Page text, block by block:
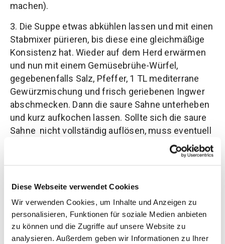
Diese Webseite verwendet Cookies
Wir verwenden Cookies, um Inhalte und Anzeigen zu
personalisieren, Funktionen für soziale Medien anbieten
zu können und die Zugriffe auf unsere Website zu
analysieren. Außerdem geben wir Informationen zu Ihrer
machen).
3. Die Suppe etwas abkühlen lassen und mit einen
Stabmixer pürieren, bis diese eine gleichmäßige
Konsistenz hat. Wieder auf dem Herd erwärmen
und nun mit einem Gemüsebrühe-Würfel,
gegebenenfalls Salz, Pfeffer, 1 TL mediterrane
Gewürzmischung und frisch geriebenen Ingwer
abschmecken. Dann die saure Sahne unterheben
und kurz aufkochen lassen. Sollte sich die saure
Sahne nicht vollständig auflösen, muss eventuell
nochmal kurz mit den Stabmixer püriert werden.
genießen.
: Wer den typischen Ingwer-Geschmack nicht
mag, aber auf Schärfe nicht verzichten möchte,
kann Alternativ eine Chilie-Schote verwenden.